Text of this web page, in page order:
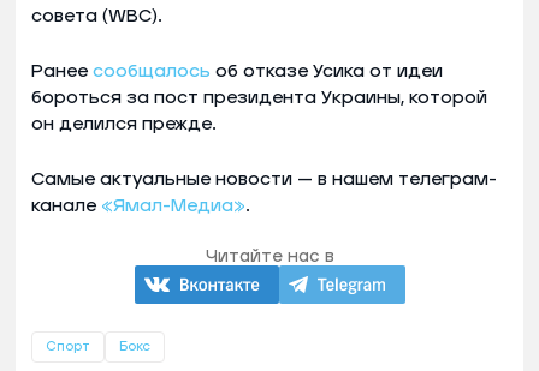
совета (WBC).
Ранее сообщалось об отказе Усика от идеи
бороться за пост президента Украины, которой
он делился прежде.
Самые актуальные новости — в нашем телеграм-
канале «Ямал-Медиа».
Читайте нас в
Спорт Бокс